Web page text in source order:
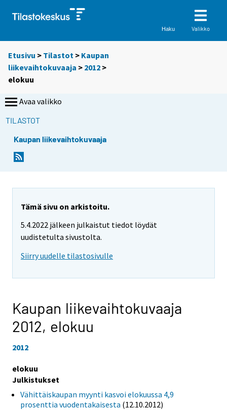
Haku Valikko
Etusivu > Tilastot > Kaupan
liikevaihtokuvaaja > 2012 >
elokuu
Avaa valikko
TILASTOT
Kaupan liikevaihtokuvaaja
Tämä sivu on arkistoitu.
5.4.2022 jälkeen julkaistut tiedot löydät
uudistetulta sivustolta.
Siirry uudelle tilastosivulle
Kaupan liikevaihtokuvaaja
2012, elokuu
2012
elokuu
Julkistukset
Vähittäiskaupan myynti kasvoi elokuussa 4,9
prosenttia vuodentakaisesta (12.10.2012)